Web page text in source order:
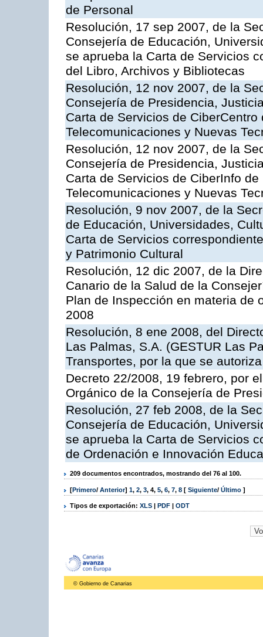
de Personal
Resolución, 17 sep 2007, de la
Consejería de Educación,
se aprueba la Carta de Servicios
del Libro, Archivos y Bibliotecas
Resolución, 12 nov 2007, de la
Consejería de Presidencia,
Carta de Servicios de
Telecomunicaciones y Nuevas
Resolución, 12 nov 2007, de la
Consejería de Presidencia,
Carta de Servicios de CiberInfo
Telecomunicaciones y Nuevas
Resolución, 9 nov 2007, de la
de Educación, Universidades,
Carta de Servicios
y Patrimonio Cultural
Resolución, 12 dic 2007, de la
Canario de la Salud de la
Plan de Inspección en materia de
2008
Resolución, 8 ene 2008, del
Las Palmas, S.A. (GESTUR Las
Transportes, por la que se
Decreto 22/2008, 19 febrero, por
Orgánico de la Consejería de
Resolución, 27 feb 2008, de la
Consejería de Educación,
se aprueba la Carta de Servicios
de Ordenación e Innovación
209 documentos encontrados, mostrando del 76 al 100.
[Primero/ Anterior] 1, 2, 3, 4, 5, 6, 7, 8 [ Siguiente/ Último ]
Tipos de exportación: XLS | PDF | ODT
© Gobierno de Canarias